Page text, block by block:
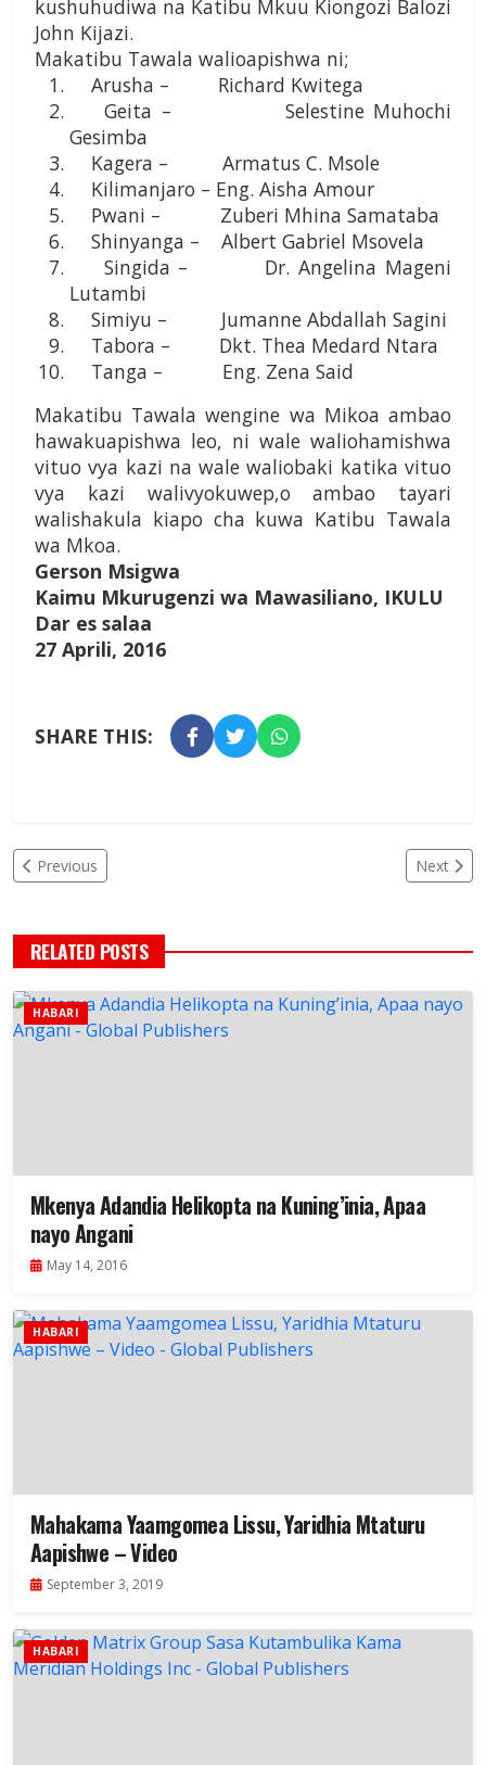
kushuhudiwa na Katibu Mkuu Kiongozi Balozi
John Kijazi.
Makatibu Tawala walioapishwa ni;
Arusha – Richard Kwitega
Geita – Selestine Muhochi
Gesimba
Kagera – Armatus C. Msole
Kilimanjaro – Eng. Aisha Amour
Pwani – Zuberi Mhina Samataba
Shinyanga – Albert Gabriel Msovela
Singida – Dr. Angelina Mageni
Lutambi
Simiyu – Jumanne Abdallah Sagini
Tabora – Dkt. Thea Medard Ntara
Tanga – Eng. Zena Said
Makatibu Tawala wengine wa Mikoa ambao
hawakuapishwa leo, ni wale waliohamishwa
vituo vya kazi na wale waliobaki katika vituo
vya kazi walivyokuwep,o ambao tayari
walishakula kiapo cha kuwa Katibu Tawala
wa Mkoa.
Gerson Msigwa
Kaimu Mkurugenzi wa Mawasiliano, IKULU
Dar es salaa
27 Aprili, 2016
SHARE THIS:
Previous Next
RELATED POSTS
HABARI
Mkenya Adandia Helikopta na Kuning’inia, Apaa
nayo Angani
May 14, 2016
HABARI
Mahakama Yaamgomea Lissu, Yaridhia Mtaturu
Aapishwe – Video
September 3, 2019
HABARI